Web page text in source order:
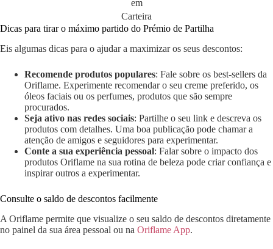
em
Carteira
Dicas para tirar o máximo partido do Prémio de Partilha
Eis algumas dicas para o ajudar a maximizar os seus descontos:
Recomende produtos populares: Fale sobre os best-sellers da
Oriflame. Experimente recomendar o seu creme preferido, os
óleos faciais ou os perfumes, produtos que são sempre
procurados.
Seja ativo nas redes sociais: Partilhe o seu link e descreva os
produtos com detalhes. Uma boa publicação pode chamar a
atenção de amigos e seguidores para experimentar.
Conte a sua experiência pessoal: Falar sobre o impacto dos
produtos Oriflame na sua rotina de beleza pode criar confiança e
inspirar outros a experimentar.
Consulte o saldo de descontos facilmente
A Oriflame permite que visualize o seu saldo de descontos diretamente
no painel da sua área pessoal ou na Oriflame App.